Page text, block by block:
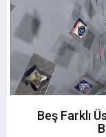
Beş Farklı